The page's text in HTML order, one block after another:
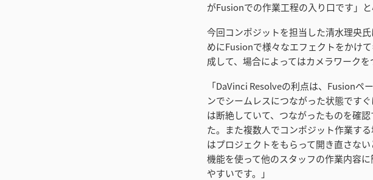
がFusionでの作業工程の入り口です」と
今回コンポジットを担当した清水理央
めにFusionで様々なエフェクトをかけ
成して、場合によってはカメラワークを
「DaVinci Resolveの利点は、Fusion
ンでシームレスにつながった状態です
は断絶していて、つながったものを確
た。また複数人でコンポジット作業す
はプロジェクトをもらって開き直さな
機能を使って他のスタッフの作業内容
やすいです。」